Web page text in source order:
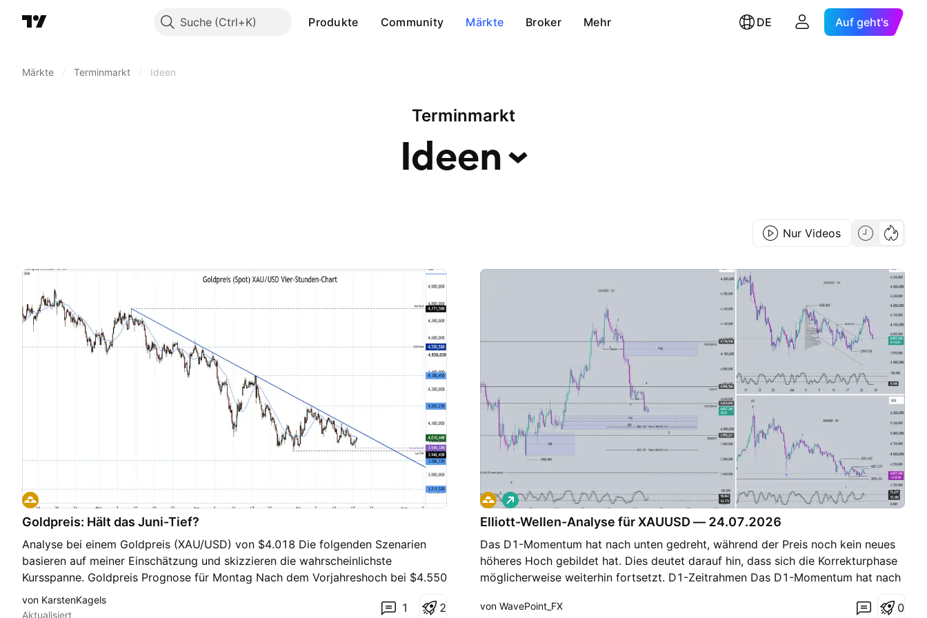
Suche Produkte Community Märkte Broker Mehr DE Auf geht's
Märkte Terminmarkt Ideen
Terminmarkt
Ideen
Nur Videos
Goldpreis: Hält das Juni-Tief?
Analyse bei einem Goldpreis (XAU/USD) von $4.018 Die folgenden Szenarien
basieren auf meiner Einschätzung und skizzieren die wahrscheinlichste
Kursspanne. Goldpreis Prognose für Montag Nach dem Vorjahreshoch bei $4.550
konnte der Kurs im Januar sein Allzeithoch bei $5.598 setzen. Dort ist die
Dynamik jedoch stark eingebrochen und volatile Korrekturimpulse bestimmen
von KarstenKagels
Aktualisiert
1 2
Elliott-Wellen-Analyse für XAUUSD — 24.07.2026
Das D1-Momentum hat nach unten gedreht, während der Preis noch kein neues
höheres Hoch gebildet hat. Dies deutet darauf hin, dass sich die Korrekturphase
möglicherweise weiterhin fortsetzt. D1-Zeitrahmen Das D1-Momentum hat nach
4201 zu schließen. Andererseits hat der Preis während der vorherigen bullischen
L
o
n
von WavePoint_FX 0